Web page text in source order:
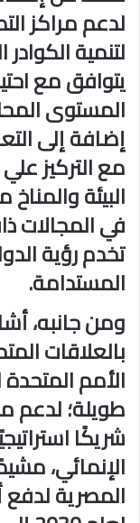
لدعم مراكز
لتنمية
يتوافق مع
المستوى
إضافة إلى
مع التركيز
البيئة
في المجالات
تخدم رؤية
المستدامة.
ومن جانبه،
بالعلاقات
الأمم
طويلة؛ لدعم
شريكًا
الإنمائي،
المصرية